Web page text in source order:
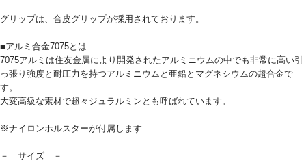
グリップは、合皮グリップが採用されております。
■アルミ合金7075とは
7075アルミは住友金属により開発されたアルミニウムの中でも非常に高い引
っ張り強度と耐圧力を持つアルミニウムと亜鉛とマグネシウムの超合金で
す。
大変高級な素材で超々ジュラルミンとも呼ばれています。
※ナイロンホルスターが付属します
－ サイズ －